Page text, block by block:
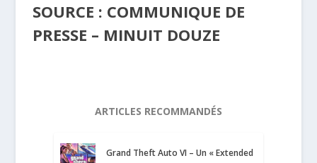
SOURCE : COMMUNIQUE DE
PRESSE – MINUIT DOUZE
ARTICLES RECOMMANDÉS
Grand Theft Auto VI – Un « Extended